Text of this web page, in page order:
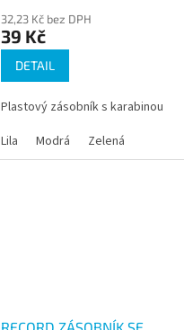
32,23 Kč bez DPH
39 Kč
DETAIL
Plastový zásobník s karabinou
Lila
Modrá Zelená